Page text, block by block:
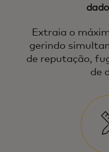
Extraia o
gerindo
de reputação,
de